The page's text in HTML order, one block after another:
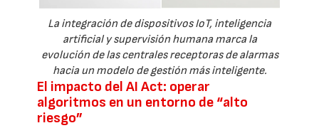
La integración de dispositivos IoT, inteligencia
artificial y supervisión humana marca la
evolución de las centrales receptoras de alarmas
hacia un modelo de gestión más inteligente.
El impacto del AI Act: operar
algoritmos en un entorno de “alto
riesgo”